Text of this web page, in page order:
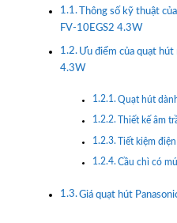
Thông số kỹ thuật
FV-10EGS2 4.3W
Ưu điểm của quạt hút
4.3W
Quạt hút
Thiết kế âm
Tiết kiệm
Cầu chì có
Giá quạt hút